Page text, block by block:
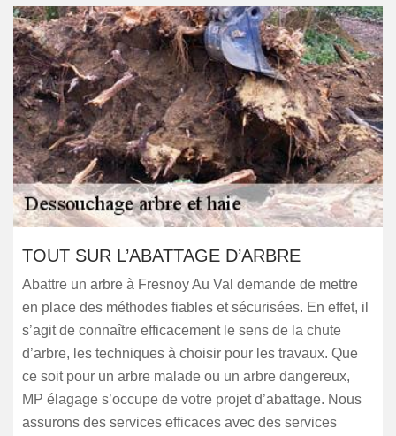
TOUT SUR L’ABATTAGE D’ARBRE
Abattre un arbre à Fresnoy Au Val demande de mettre
en place des méthodes fiables et sécurisées. En effet, il
s’agit de connaître efficacement le sens de la chute
d’arbre, les techniques à choisir pour les travaux. Que
ce soit pour un arbre malade ou un arbre dangereux,
MP élagage s’occupe de votre projet d’abattage. Nous
assurons des services efficaces avec des services